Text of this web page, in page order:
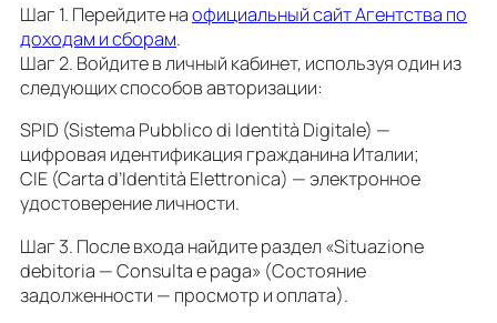
Шаг 1. Перейдите наофициальный сайт Агентства по
доходам и сборам.
Шаг 2. Войдите в личный кабинет, используя один из
следующих способов авторизации:
SPID (Sistema Pubblico di Identità Digitale) —
цифровая идентификация гражданина Италии;
CIE (Carta d’Identità Elettronica) — электронное
удостоверение личности.
Шаг 3. После входа найдите раздел «Situazione
debitoria — Consulta e paga» (Состояние
задолженности — просмотр и оплата).